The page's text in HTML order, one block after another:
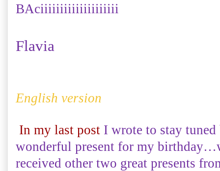
BAciiiiiiiiiiiiiiiiiiii
Flavia
English version
In my last post I wrote to stay tuned
wonderful present for my
received other two great presents